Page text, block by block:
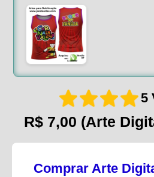
5
R$ 7,00 (Arte
Comprar Arte